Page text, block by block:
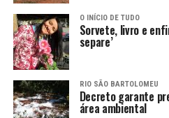
O INÍCIO DE TUDO
Sorvete, livro e
separe’
RIO SÃO BARTOLOMEU
Decreto garante
área ambiental